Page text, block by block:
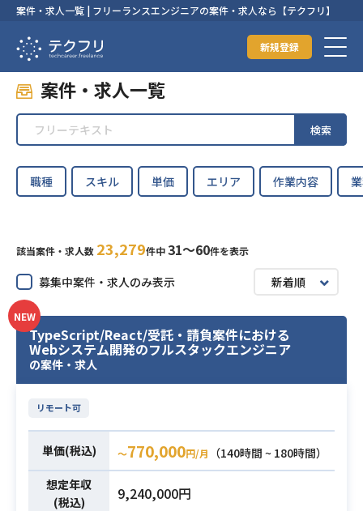
案件・求人一覧 | フリーランスエンジニアの案件・求人なら【テクフリ】
新規登録
案件・求人一覧
検索
職種 スキル 単価 エリア 作業内容
該当案件・求人数 23,279件中31〜60件を表示
募集中案件・求人のみ表示 新着順
NEW
TypeScript/React/受託・請負案件における
Webシステム開発のフルスタックエンジニア
の案件・求人
リモート可
単価(税込) 〜770,000円/月
（140時間 ~ 180時間）
想定年収
(税込)
9,240,000円